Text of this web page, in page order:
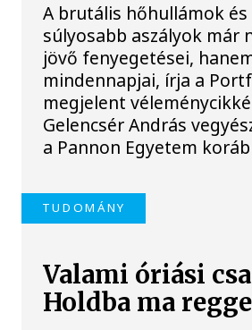
A brutális hőhullámok és
súlyosabb aszályok már
jövő fenyegetései,
mindennapjai, írja a
megjelent
Gelencsér András
a Pannon Egyetem
TUDOMÁNY
Valami óriási
Holdba ma